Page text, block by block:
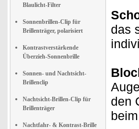
Blaulicht-Filter
Sonnenbrillen-Clip für
Brillenträger, polarisiert
Kontrastverstärkende
Überzieh-Sonnenbrille
Sonnen- und Nachtsicht-
Brillenclip
Nachtsicht-Brillen-Clip für
Brillenträger
Nachtfahr- & Kontrast-Brille
das
den